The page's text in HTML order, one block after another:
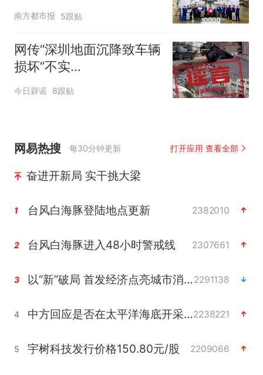
增130%
南方都市报 5跟贴
网传“深圳地面沉降致车辆
损坏”不实
（2026·08·06）
今日辟谣 8跟贴
网易热搜 每30分钟更新 打开应用 查看全部
奋进开新局 实干挑大梁
1 台风白海豚登陆地点更新 2382010
2 台风白海豚进入48小时警戒线 2307661
3 以“新”破局 首发经济点亮城市消费活力2291138
4 中方回应是否在太平洋海底开采稀土2238221
5 宇树科技发行价格150.80元/股 2209066